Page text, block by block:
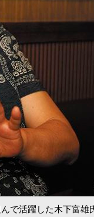
で活躍した木下富雄